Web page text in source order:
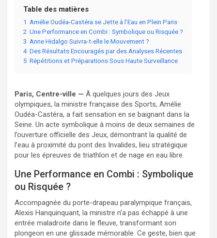
Table des matières
1 Amélie Oudéa-Castéra se Jette à l’Eau en Plein Paris
2 Une Performance en Combi : Symbolique ou Risquée ?
3 Anne Hidalgo Suivra-t-elle le Mouvement ?
4 Des Résultats Encouragés par des Analyses Récentes
5 Répétitions et Préparations Sous Haute Surveillance
Paris, Centre-ville — À quelques jours des Jeux
olympiques, la ministre française des Sports, Amélie
Oudéa-Castéra, a fait sensation en se baignant dans la
Seine. Un acte symbolique à moins de deux semaines de
l’ouverture officielle des Jeux, démontrant la qualité de
l’eau à proximité du pont des Invalides, lieu stratégique
pour les épreuves de triathlon et de nage en eau libre.
Une Performance en Combi : Symbolique
ou Risquée ?
Accompagnée du porte-drapeau paralympique français,
Alexis Hanquinquant, la ministre n’a pas échappé à une
entrée maladroite dans le fleuve, transformant son
plongeon en une glissade mémorable. Ce geste, bien que